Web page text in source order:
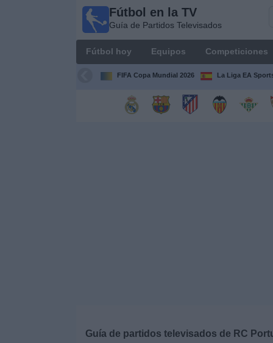
Fútbol en la TV
Guía de Partidos Televisados
Fútbol hoy Equipos Competiciones
FIFA Copa Mundial 2026 La Liga EA
Guía de partidos televisados de RC